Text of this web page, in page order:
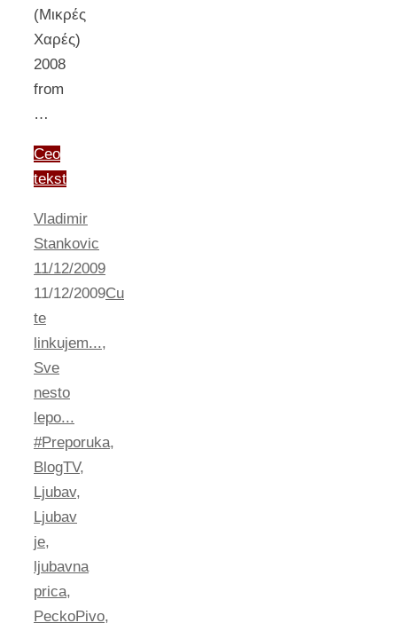
(Μικρές
Χαρές)
2008
from
…
Ceo
tekst
Vladimir
Stankovic
11/12/2009
11/12/2009Cu
te
linkujem...,
Sve
nesto
lepo...
#Preporuka,
BlogTV,
Ljubav,
Ljubav
je,
ljubavna
prica,
PeckoPivo,